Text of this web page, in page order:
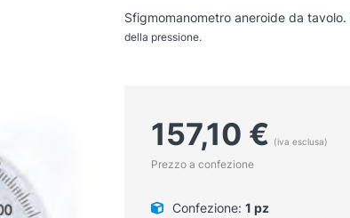
Sfigmomanometro aneroide da tavolo.
della pressione.
157,10 € (iva esclusa)
Prezzo a confezione
Confezione: 1 pz